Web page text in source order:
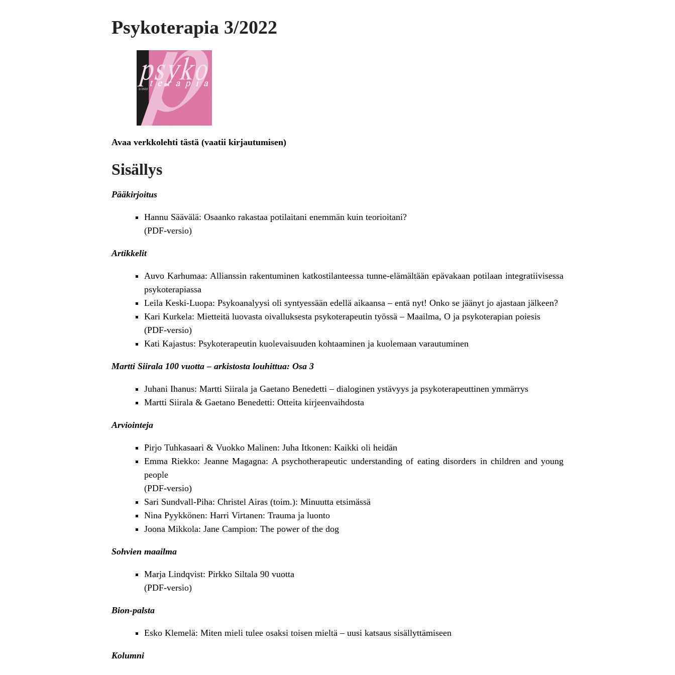
Psykoterapia 3/2022
Avaa verkkolehti tästä (vaatii kirjautumisen)
Sisällys
Pääkirjoitus
Hannu Säävälä: Osaanko rakastaa potilaitani enemmän kuin teorioitani?
(PDF-versio)
Artikkelit
Auvo Karhumaa: Allianssin rakentuminen katkostilanteessa tunne-elämältään epävakaan potilaan integratiivisessa
psykoterapiassa
Leila Keski-Luopa: Psykoanalyysi oli syntyessään edellä aikaansa – entä nyt! Onko se jäänyt jo ajastaan jälkeen?
Kari Kurkela: Mietteitä luovasta oivalluksesta psykoterapeutin työssä – Maailma, O ja psykoterapian poiesis
(PDF-versio)
Kati Kajastus: Psykoterapeutin kuolevaisuuden kohtaaminen ja kuolemaan varautuminen
Martti Siirala 100 vuotta – arkistosta louhittua: Osa 3
Juhani Ihanus: Martti Siirala ja Gaetano Benedetti – dialoginen ystävyys ja psykoterapeuttinen ymmärrys
Martti Siirala & Gaetano Benedetti: Otteita kirjeenvaihdosta
Arviointeja
Pirjo Tuhkasaari & Vuokko Malinen: Juha Itkonen: Kaikki oli heidän
Emma Riekko: Jeanne Magagna: A psychotherapeutic understanding of eating disorders in children and young
people
(PDF-versio)
Sari Sundvall-Piha: Christel Airas (toim.): Minuutta etsimässä
Nina Pyykkönen: Harri Virtanen: Trauma ja luonto
Joona Mikkola: Jane Campion: The power of the dog
Sohvien maailma
Marja Lindqvist: Pirkko Siltala 90 vuotta
(PDF-versio)
Bion-palsta
Esko Klemelä: Miten mieli tulee osaksi toisen mieltä – uusi katsaus sisällyttämiseen
Kolumni